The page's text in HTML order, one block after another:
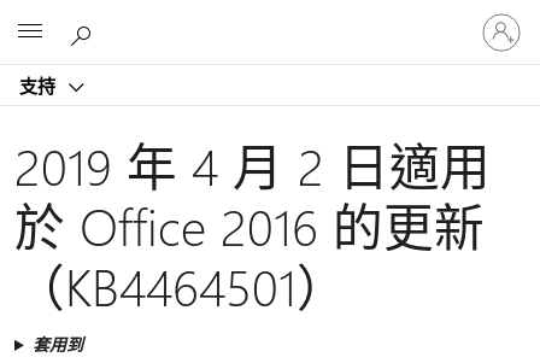
支持
登
入
您
戶
2019 年 4 月 2 日適用
於 Office 2016 的更新
（KB4464501）
套用到